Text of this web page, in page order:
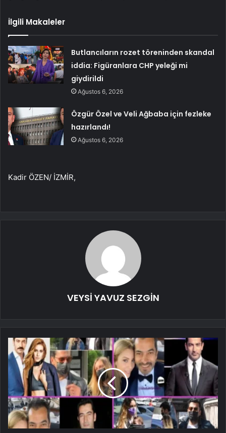
İlgili Makaleler
Butlancıların rozet töreninden skandal
iddia: Figüranlara CHP yeleği mi
giydirildi
Ağustos 6, 2026
Özgür Özel ve Veli Ağbaba için fezleke
hazırlandı!
Ağustos 6, 2026
Kadir ÖZEN/ İZMİR,
VEYSİ YAVUZ SEZGİN